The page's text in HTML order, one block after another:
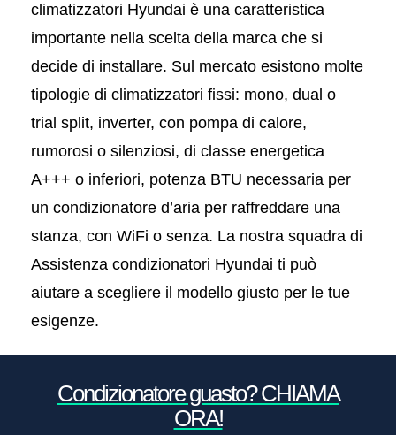
climatizzatori Hyundai è una caratteristica
importante nella scelta della marca che si
decide di installare. Sul mercato esistono molte
tipologie di climatizzatori fissi: mono, dual o
trial split, inverter, con pompa di calore,
rumorosi o silenziosi, di classe energetica
A+++ o inferiori, potenza BTU necessaria per
un condizionatore d’aria per raffreddare una
stanza, con WiFi o senza. La nostra squadra di
Assistenza condizionatori Hyundai ti può
aiutare a scegliere il modello giusto per le tue
esigenze.
Condizionatore guasto? CHIAMA
ORA!